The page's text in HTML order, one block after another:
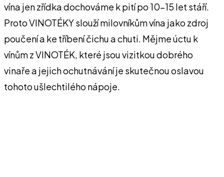
vína jen zřídka dochováme k pití po 10-15 let stáří.
Proto VINOTÉKY slouží milovníkům vína jako zdroj
poučení a ke tříbení čichu a chuti. Mějme úctu k
vínům z VINOTÉK, které jsou vizitkou dobrého
vinaře a jejich ochutnávání je skutečnou oslavou
tohoto ušlechtilého nápoje.